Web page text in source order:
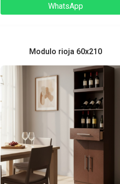
WhatsApp
Modulo rioja 60x210